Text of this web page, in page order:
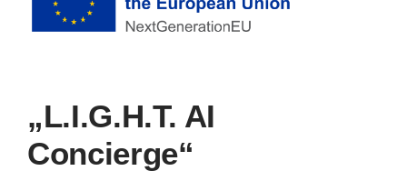
„L.I.G.H.T. AI
Concierge“